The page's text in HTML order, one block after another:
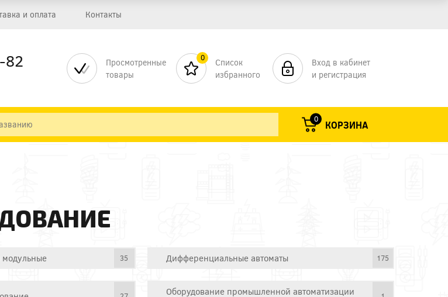
и оплата Контакты
82
Просмотренные
товары
0
Список
избранного
Вход в кабинет
и регистрация
0 КОРЗИНА
модульные 35 Дифференциальные автоматы 175
Оборудование промышленной автоматизации